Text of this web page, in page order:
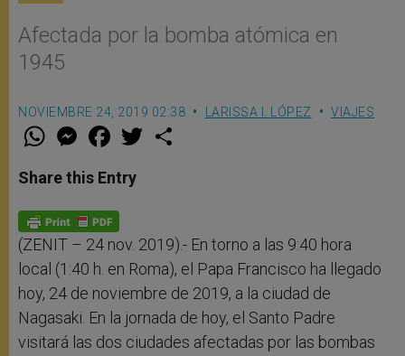
Afectada por la bomba atómica en
1945
NOVIEMBRE 24, 2019 02:38 LARISSA I. LÓPEZ VIAJES
W
t
s
p
p
M
e
s
e
g
e
F
a
e
b
o
k
w
Share this Entry
(ZENIT – 24 nov. 2019).- En torno a las 9:40 hora
local (1:40 h. en Roma), el Papa Francisco ha llegado
hoy, 24 de noviembre de 2019, a la ciudad de
Nagasaki. En la jornada de hoy, el Santo Padre
visitará las dos ciudades afectadas por las bombas